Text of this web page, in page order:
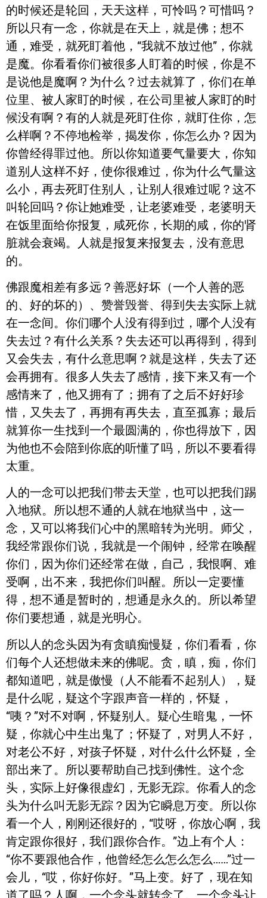
的时候还是轮回，天天这样，可怜吗？可惜吗？
所以只有一念，你就是在天上，就是佛；想不
通，难受，就死盯着他，“我就不放过他”，你就
是魔。你看看你们被很多人盯着的时候，你是不
是说他是魔啊？为什么？过去就算了，你们在单
位里、被人家盯的时候，在公司里被人家盯的时
候没有啊？有的人就是死盯住你，就盯住你，怎
么样啊？不停地检举，揭发你，你怎么办？因为
你曾经得罪过他。所以你知道要气量要大，你知
道别人这样不好，使你很难过，你为什么气量这
么小，再去死盯住别人，让别人很难过呢？这不
叫轮回吗？你让她难受，让老婆难受，老婆明天
在饭里面给你报复，咸死你，长期的咸，你的肾
脏就会衰竭。人就是报复来报复去，没有意思
的。
佛跟魔相差有多远？善恶好坏（一个人善的恶
的、好的坏的）、赞誉毁誉、得到失去实际上就
在一念间。你们哪个人没有得到过，哪个人没有
失去过？有什么关系？失去还可以再得到，得到
又会失去，有什么意思啊？就是这样，失去了还
会再拥有。很多人失去了感情，接下来又有一个
感情来了，他又拥有了；拥有了之后不好好珍
惜，又失去了，再拥有再失去，直至孤寡；最后
就算你一生找到一个最圆满的，你也得放下，因
为他也不会陪到你底的听懂了吗，所以不要看得
太重。
人的一念可以把我们带去天堂，也可以把我们踢
入地狱。所以想不通的人就在地狱当中，这一
念，又可以将我们心中的黑暗转为光明。师父，
我经常跟你们说，我就是一个闹钟，经常在唤醒
你们，因为你们还经常在做，自己，我恨啊、难
受啊，出不来，我把你们叫醒。所以一定要懂
得，想不通是暂时的，想通是永久的。所以希望
你们要想通，就是光明心。
所以人的念头因为有贪瞋痴慢疑，你们看看，你
们每个人还想做未来的佛呢。贪，瞋，痴，你们
都知道吧，就是傲慢（人不能看不起别人），疑
是什么呢，疑这个字跟声音一样的，怀疑，
“咦？”对不对啊，怀疑别人。疑心生暗鬼，一怀
疑，你就心中生出鬼了；怀疑了，对男人不好，
对老公不好，对孩子怀疑，对什么什么怀疑，全
部出来了。所以要帮助自己找到佛性。这个念
头，实际上好像很虚幻，无影无踪。你看人的念
头为什么叫无影无踪？因为它瞬息万变。所以你
看一个人，刚刚还很好的，“哎呀，你放心啊，我
肯定跟你很好，我们跟你合作。”边上有个人：
“你不要跟他合作，他曾经怎么怎么怎么……”过一
会儿，“哎，你好你好。”马上变。好了，现在知
道了吗？人啊，一个念头就转念了。一个念头让